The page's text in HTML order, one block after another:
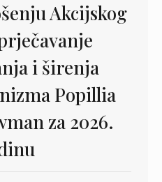
Akcijskog
i širenja
Popillia
za 2026.